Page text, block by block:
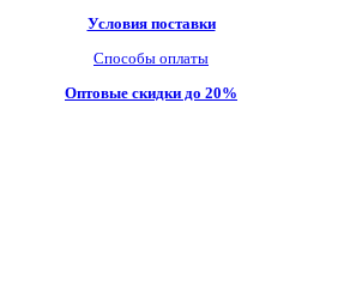
Условия поставки
Способы оплаты
Оптовые скидки до 20%